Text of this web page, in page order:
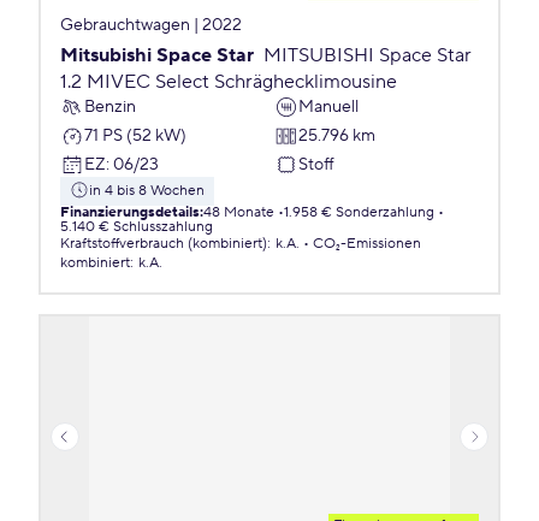
Gebrauchtwagen | 2022
Mitsubishi Space Star MITSUBISHI Space Star
1.2 MIVEC Select Schräghecklimousine
Benzin
Manuell
71 PS (52 kW)
25.796 km
EZ: 06/23 Stoff
in 4 bis 8 Wochen
Finanzierungsdetails:48 Monate 1.958 € Sonderzahlung
5.140 € Schlusszahlung
Kraftstoffverbrauch (kombiniert): k.A.
CO₂-Emissionen
kombiniert: k.A.